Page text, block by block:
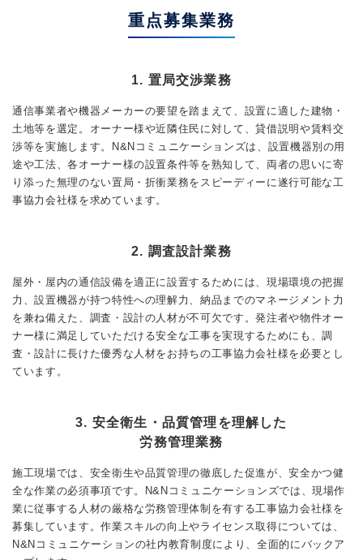
重点募集業務
1. 置局交渉業務
通信事業者や機器メーカーの要望を踏まえて、設置に適した建物・
土地等を選定。オーナー様や近隣住民に対して、貸借説明や賃料交
渉等を実施します。N&Nコミュニケーションズは、設置機器別の用
途や工法、各オーナー様の設置条件等を熟知して、両者の思いに寄
り添った無理のない置局・折衝業務をスピーディーに遂行可能な工
事協力会社様を求めています。
2. 調査設計業務
屋外・屋内の通信設備を適正に設置するためには、現場環境の把握
力、設置機器が持つ特性への理解力、納品までのマネージメント力
を兼ね備えた、調査・設計の人材が不可欠です。発注者や物件オー
ナー様に満足していただける安全な工事を実現するためにも、調
査・設計に長けた優秀な人材をお持ちの工事協力会社様を必要とし
ています。
3. 安全衛生・品質管理を理解した
労務管理業務
施工現場では、安全衛生や品質管理の徹底した促進が、安全かつ健
全な作業の必須事項です。N&Nコミュニケーションズでは、現場作
業に従事する人材の厳格な労務管理体制を有する工事協力会社様を
募集しています。作業スキルの向上やライセンス取得については、
N&Nコミュニケーションの社内教育制度により、全面的にバックア